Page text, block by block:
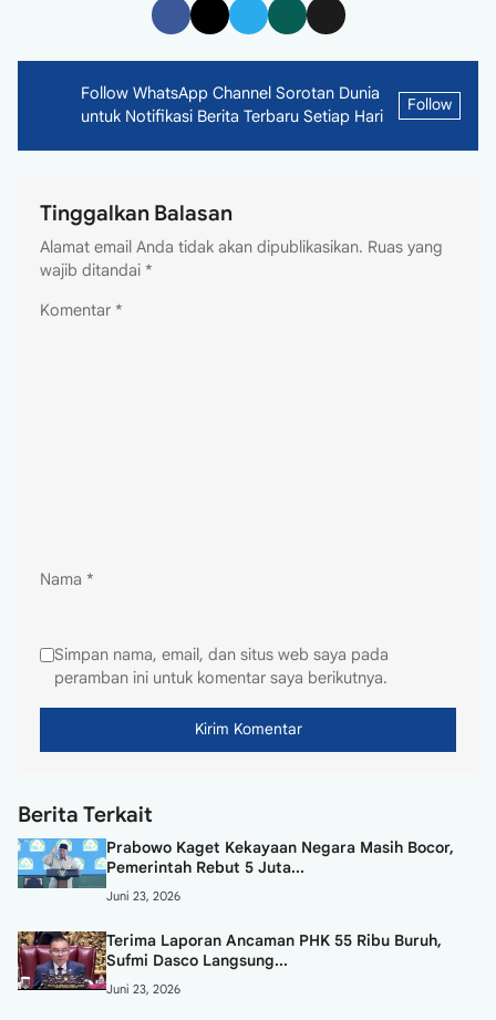
Follow WhatsApp Channel Sorotan Dunia
untuk Notifikasi Berita Terbaru Setiap Hari
Follow
Tinggalkan Balasan
Alamat email Anda tidak akan dipublikasikan. Ruas yang
wajib ditandai *
Komentar *
Nama *
Simpan nama, email, dan situs web saya pada
peramban ini untuk komentar saya berikutnya.
Berita Terkait
Prabowo Kaget Kekayaan Negara Masih Bocor,
Pemerintah Rebut 5 Juta...
Juni 23, 2026
Terima Laporan Ancaman PHK 55 Ribu Buruh,
Sufmi Dasco Langsung...
Juni 23, 2026